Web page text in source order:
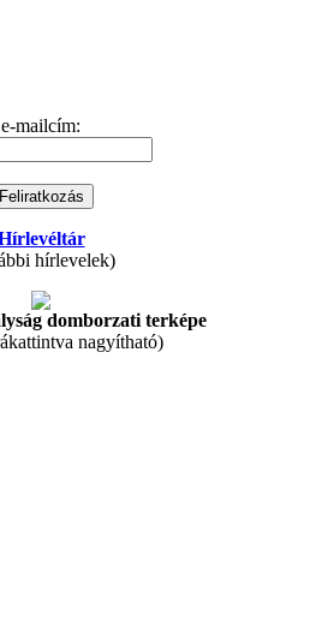
e-mailcím:
hírlevelek)
domborzati terképe
nagyítható)